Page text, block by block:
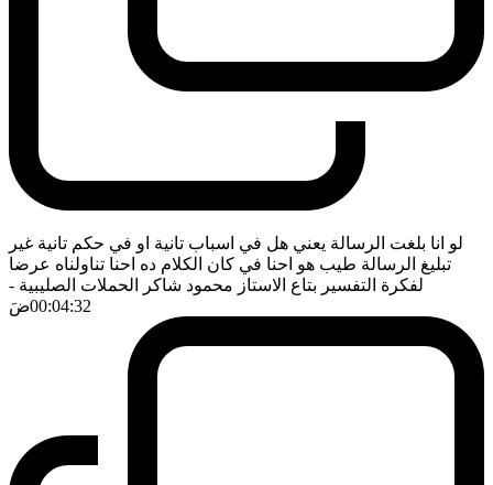
لو انا بلغت الرسالة يعني هل في اسباب تانية او في حكم تانية غير
تبليغ الرسالة طيب هو احنا في كان الكلام ده احنا تناولناه عرضا
لفكرة التفسير بتاع الاستاز محمود شاكر الحملات الصليبية -
00:04:32ضَ